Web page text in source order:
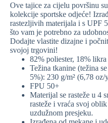
Ove tajice za cijelu površinu
kolekcije sportske odjeće!
rastezljivih materijala i s UPF
što vam je potrebno za
Dodajte vlastite dizajne i
svojoj trgovini!
82% poliester, 18% likra
Težina tkanine (težina
5%): 230 g/m² (6,78 oz/
FPU 50+
Materijal se rasteže u 4
rasteže i vraća svoj
uzdužnom presjeku.